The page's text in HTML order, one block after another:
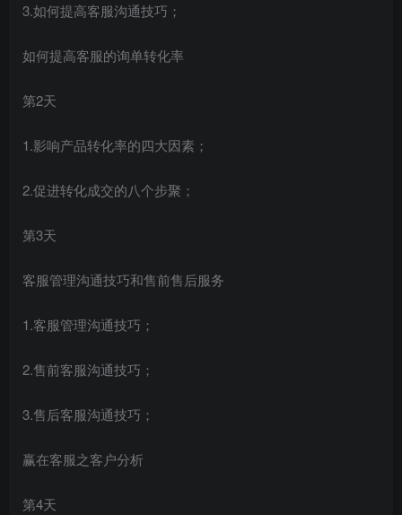
3.如何提高客服沟通技巧；
如何提高客服的询单转化率
第2天
1.影响产品转化率的四大因素；
2.促进转化成交的八个步聚；
第3天
客服管理沟通技巧和售前售后服务
1.客服管理沟通技巧；
2.售前客服沟通技巧；
3.售后客服沟通技巧；
赢在客服之客户分析
第4天